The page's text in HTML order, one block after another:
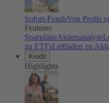
Sofort-FondsVon Profis
Features
SparpläneAktienanalyse
zu ETFsLeitfaden zu
Kredit
Highlights